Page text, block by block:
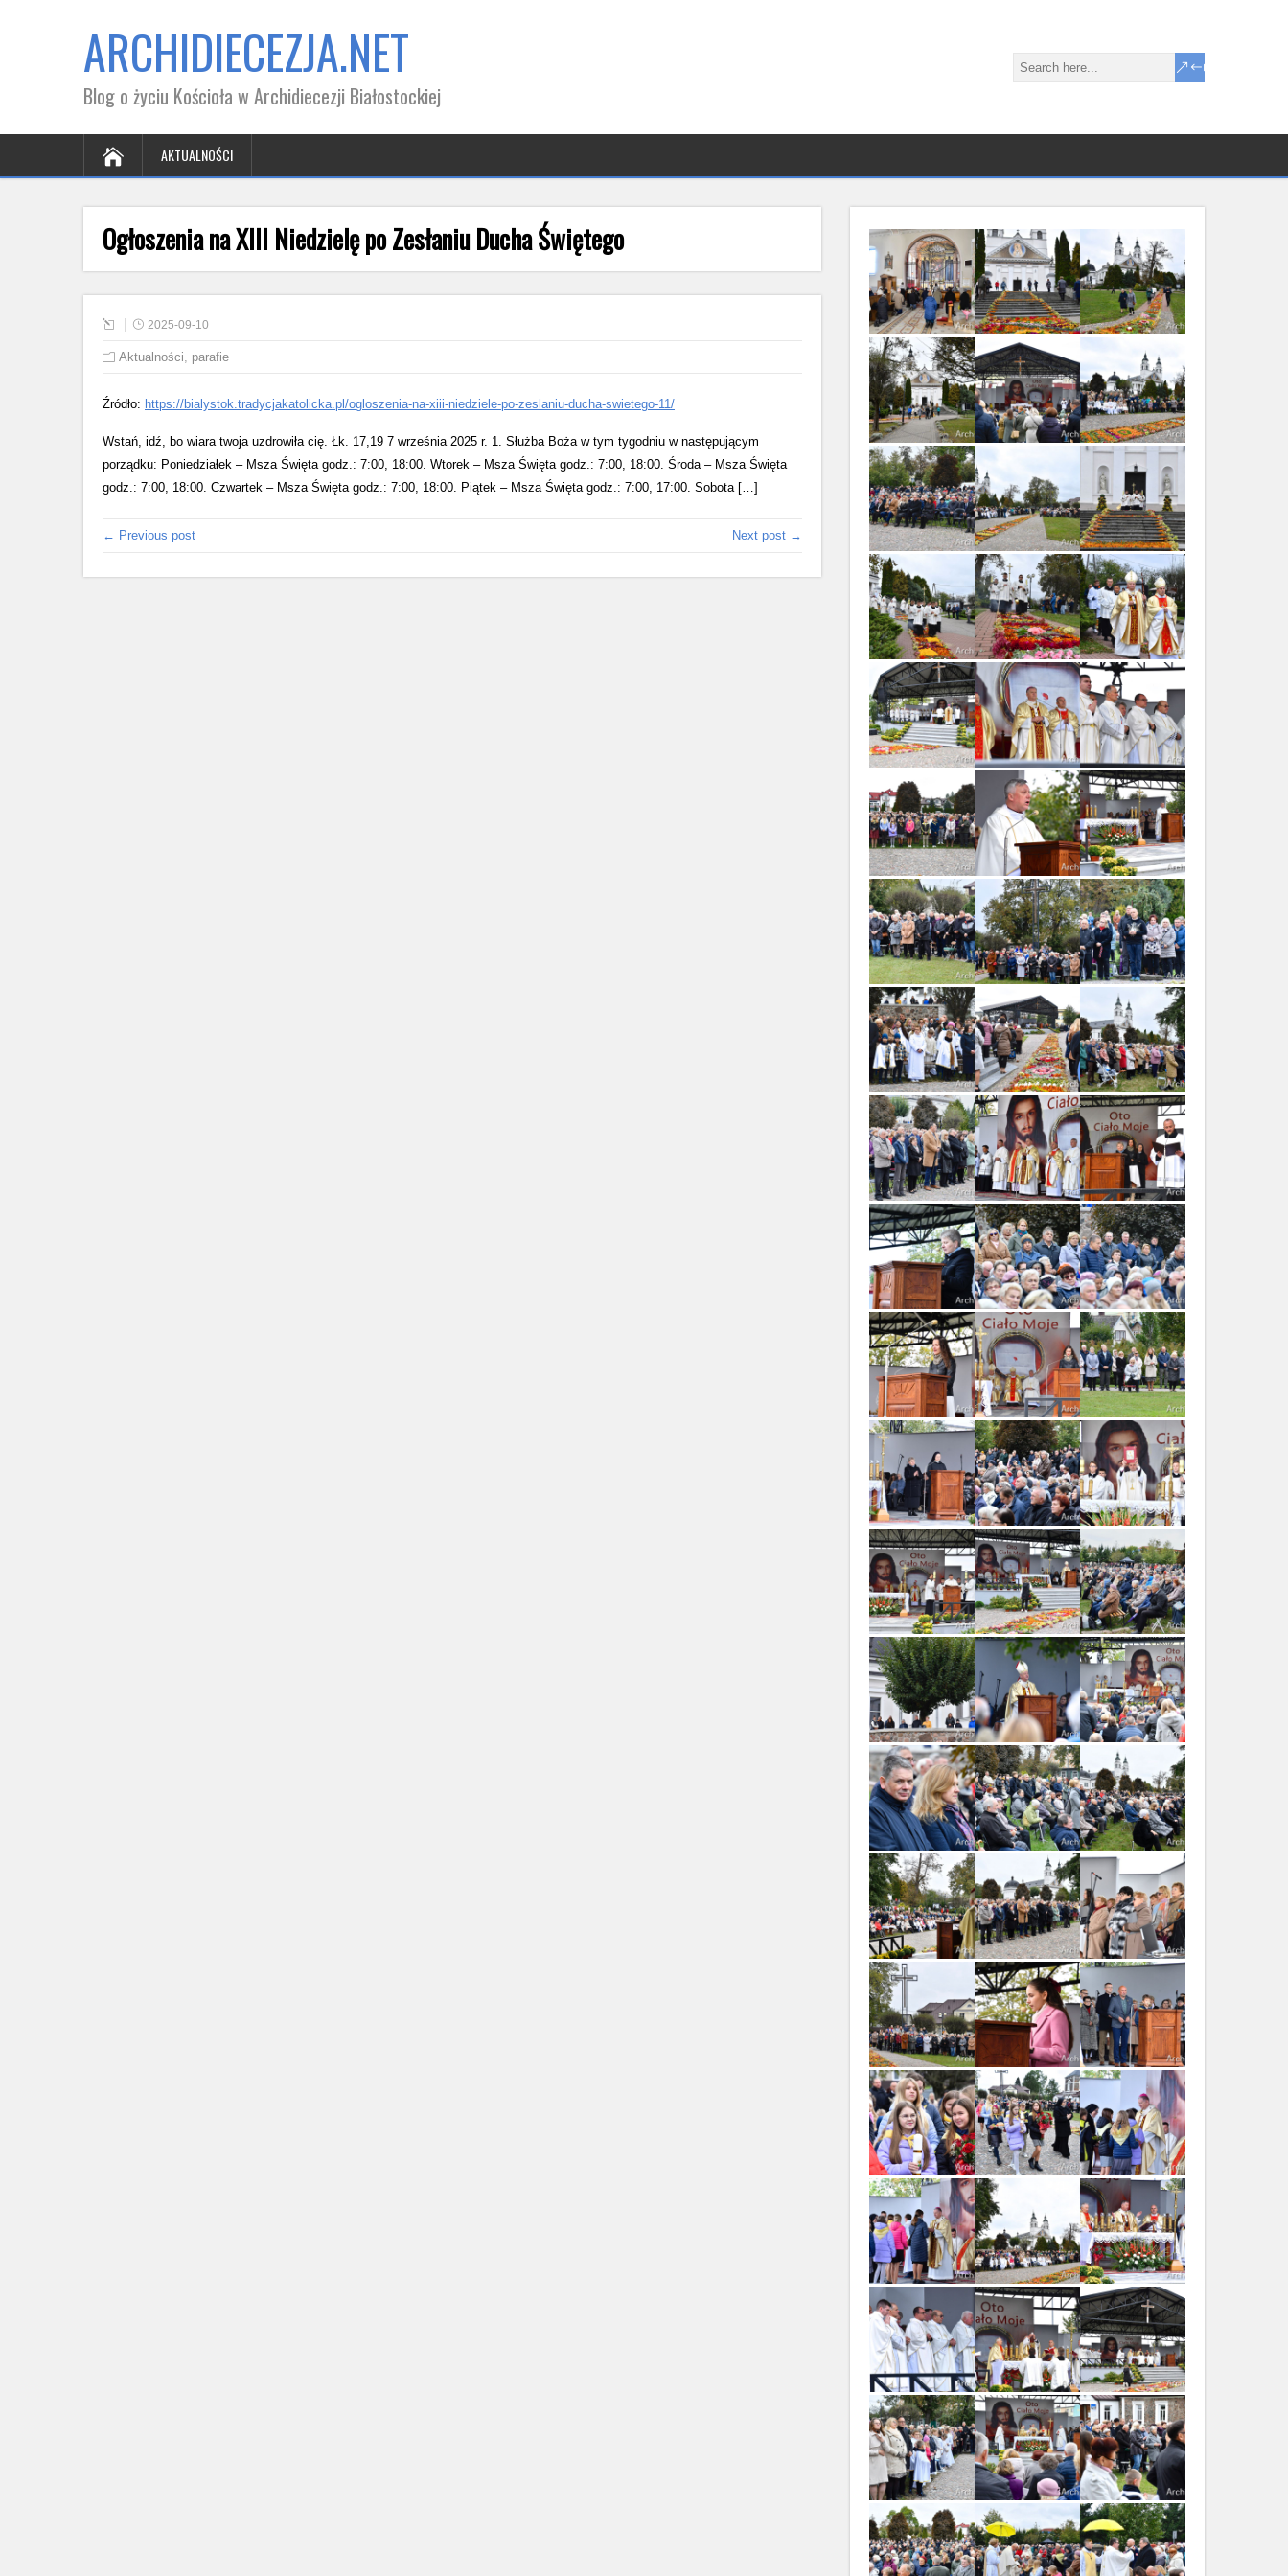
ARCHIDIECEZJA.NET
Blog o życiu Kościoła w Archidiecezji Białostockiej
AKTUALNOŚCI
Ogłoszenia na XIII Niedzielę po Zesłaniu Ducha Świętego
2025-09-10
Aktualności, parafie
Źródło: https://bialystok.tradycjakatolicka.pl/ogloszenia-na-xiii-niedziele-po-zeslaniu-ducha-swietego-11/
Wstań, idź, bo wiara twoja uzdrowiła cię. Łk. 17,19 7 września 2025 r. 1. Służba Boża w tym tygodniu w następującym
porządku: Poniedziałek – Msza Święta godz.: 7:00, 18:00. Wtorek – Msza Święta godz.: 7:00, 18:00. Środa – Msza Święta
godz.: 7:00, 18:00. Czwartek – Msza Święta godz.: 7:00, 18:00. Piątek – Msza Święta godz.: 7:00, 17:00. Sobota […]
← Previous post Next post →